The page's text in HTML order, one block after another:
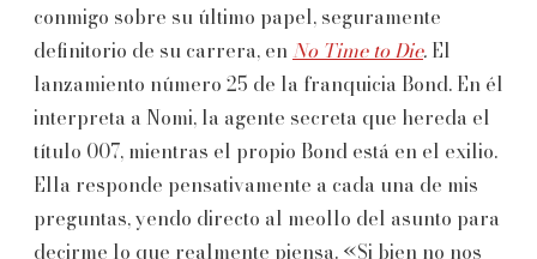
conmigo sobre su último papel, seguramente
definitorio de su carrera, enNo Time to Die. El
lanzamiento número 25 de la franquicia Bond. En él
interpreta a Nomi, la agente secreta que hereda el
título 007, mientras el propio Bond está en el exilio.
Ella responde pensativamente a cada una de mis
preguntas, yendo directo al meollo del asunto para
decirme lo que realmente piensa. «Si bien no nos